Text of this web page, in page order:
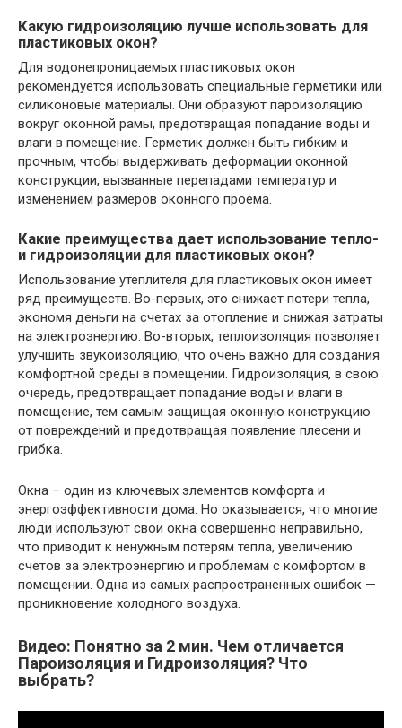
Какую гидроизоляцию лучше использовать для
пластиковых окон?
Для водонепроницаемых пластиковых окон
рекомендуется использовать специальные герметики или
силиконовые материалы. Они образуют пароизоляцию
вокруг оконной рамы, предотвращая попадание воды и
влаги в помещение. Герметик должен быть гибким и
прочным, чтобы выдерживать деформации оконной
конструкции, вызванные перепадами температур и
изменением размеров оконного проема.
Какие преимущества дает использование тепло-
и гидроизоляции для пластиковых окон?
Использование утеплителя для пластиковых окон имеет
ряд преимуществ. Во-первых, это снижает потери тепла,
экономя деньги на счетах за отопление и снижая затраты
на электроэнергию. Во-вторых, теплоизоляция позволяет
улучшить звукоизоляцию, что очень важно для создания
комфортной среды в помещении. Гидроизоляция, в свою
очередь, предотвращает попадание воды и влаги в
помещение, тем самым защищая оконную конструкцию
от повреждений и предотвращая появление плесени и
грибка.
Окна – один из ключевых элементов комфорта и
энергоэффективности дома. Но оказывается, что многие
люди используют свои окна совершенно неправильно,
что приводит к ненужным потерям тепла, увеличению
счетов за электроэнергию и проблемам с комфортом в
помещении. Одна из самых распространенных ошибок —
проникновение холодного воздуха.
Видео: Понятно за 2 мин. Чем отличается
Пароизоляция и Гидроизоляция? Что
выбрать?